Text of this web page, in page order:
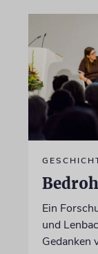
Ein
und
Gedanken